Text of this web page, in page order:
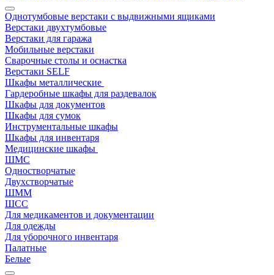
Однотумбовые верстаки с выдвижными ящиками
Верстаки двухтумбовые
Верстаки для гаража
Мобильные верстаки
Сварочные столы и оснастка
Верстаки SELF
Шкафы металлические
Гардеробные шкафы для раздевалок
Шкафы для документов
Шкафы для сумок
Инструментальные шкафы
Шкафы для инвентаря
Медицинские шкафы
ШМС
Одностворчатые
Двухстворчатые
ШММ
ШСС
Для медикаментов и документации
Для одежды
Для уборочного инвентаря
Палатные
Белые